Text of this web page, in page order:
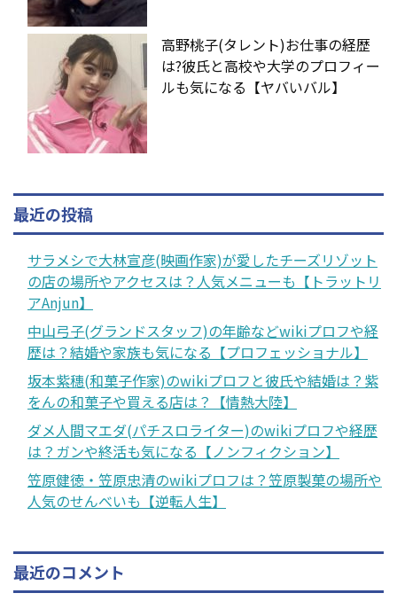
高野桃子(タレント)お仕事の経歴
は?彼氏と高校や大学のプロフィー
ルも気になる【ヤバいバル】
最近の投稿
サラメシで大林宣彦(映画作家)が愛したチーズリゾット
の店の場所やアクセスは？人気メニューも【トラットリ
アAnjun】
中山弓子(グランドスタッフ)の年齢などwikiプロフや経
歴は？結婚や家族も気になる【プロフェッショナル】
坂本紫穗(和菓子作家)のwikiプロフと彼氏や結婚は？紫
をんの和菓子や買える店は？【情熱大陸】
ダメ人間マエダ(パチスロライター)のwikiプロフや経歴
は？ガンや終活も気になる【ノンフィクション】
笠原健徳・笠原忠清のwikiプロフは？笠原製菓の場所や
人気のせんべいも【逆転人生】
最近のコメント